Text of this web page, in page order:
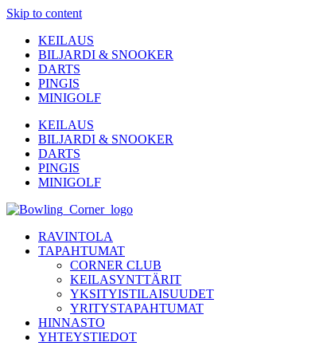
Skip to content
KEILAUS
BILJARDI & SNOOKER
DARTS
PINGIS
MINIGOLF
KEILAUS
BILJARDI & SNOOKER
DARTS
PINGIS
MINIGOLF
RAVINTOLA
TAPAHTUMAT
CORNER CLUB
KEILASYNTTÄRIT
YKSITYISTILAISUUDET
YRITYSTAPAHTUMAT
HINNASTO
YHTEYSTIEDOT